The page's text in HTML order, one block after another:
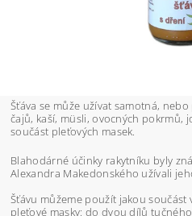
Šťáva se může užívat samotná,
čajů, kaší, müsli, ovocných pokrmů,
součást pleťových masek.
Blahodárné účinky rakytníku byly
Alexandra Makedonského užívali
Šťávu můžeme použít jakou
pleťové masky: do dvou dílů